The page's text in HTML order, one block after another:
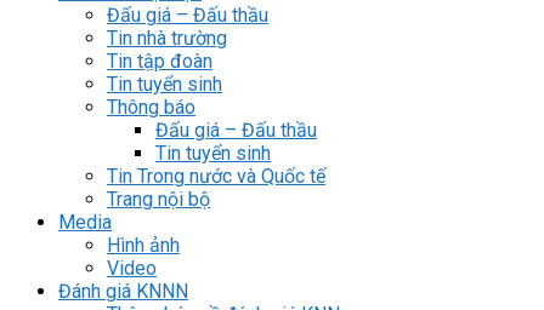
Đấu giá – Đấu thầu
Tin nhà trường
Tin tập đoàn
Tin tuyển sinh
Thông báo
Đấu giá – Đấu thầu
Tin tuyển sinh
Tin Trong nước và Quốc tế
Trang nội bộ
Media
Hình ảnh
Video
Đánh giá KNNN